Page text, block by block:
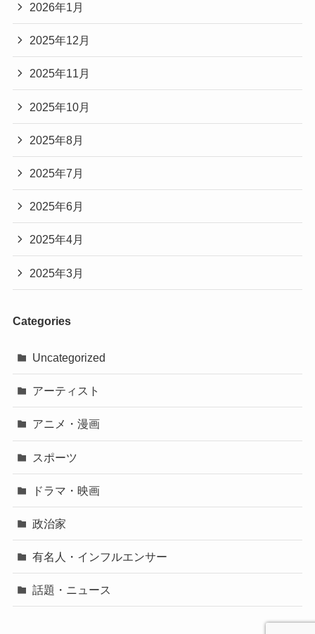
2026年1月
2025年12月
2025年11月
2025年10月
2025年8月
2025年7月
2025年6月
2025年4月
2025年3月
Categories
Uncategorized
アーティスト
アニメ・漫画
スポーツ
ドラマ・映画
政治家
有名人・インフルエンサー
話題・ニュース